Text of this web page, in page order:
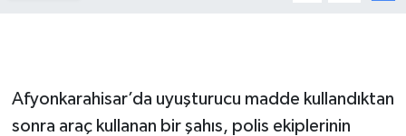
Afyonkarahisar’da uyuşturucu madde kullandıktan
sonra araç kullanan bir şahıs, polis ekiplerinin